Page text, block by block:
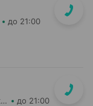
до 21:00
Ремедика Интерофицина Плюс ООО Аптека №7 до 21:00